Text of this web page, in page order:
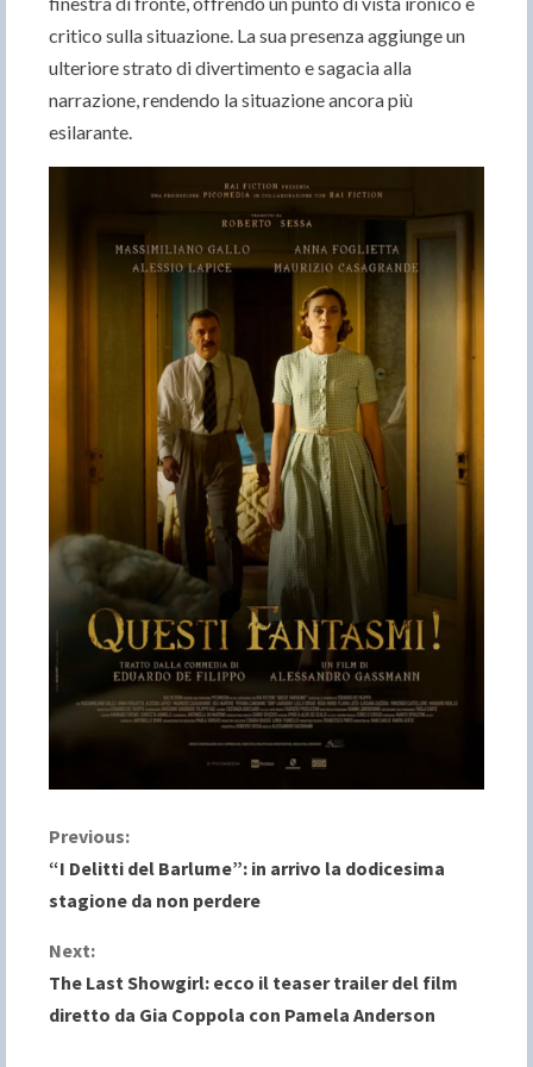
critico sulla situazione. La sua presenza aggiunge un
ulteriore strato di divertimento e sagacia alla
narrazione, rendendo la situazione ancora più
esilarante.
C
o
n
t
Previous:
“I Delitti del Barlume”: in arrivo la dodicesima
stagione da non perdere
Next:
The Last Showgirl: ecco il teaser trailer del film
diretto da Gia Coppola con Pamela Anderson